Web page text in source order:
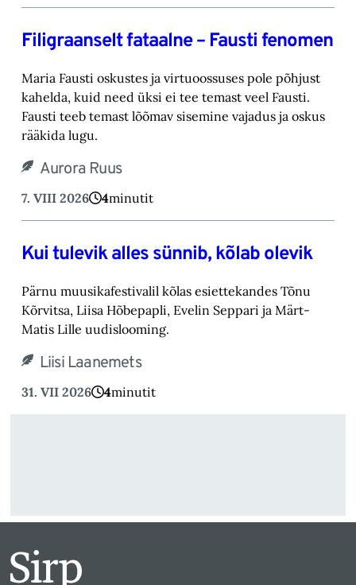
Filigraanselt fataalne – Fausti fenomen
Maria Fausti oskustes ja virtuoossuses pole põhjust
kahelda, kuid need üksi ei tee temast ‎veel Fausti.
Fausti teeb temast lõõmav sisemine vajadus ja oskus
rääkida lugu.‎
Aurora Ruus
7. VIII 2026 4minutit
Kui tulevik alles sünnib, kõlab olevik
Pärnu muusikafestivalil kõlas esiettekandes Tõnu
Kõrvitsa, Liisa Hõbepapli, Evelin Seppari ja Märt-
Matis Lille uudislooming.
Liisi Laanemets
31. VII 2026 4minutit